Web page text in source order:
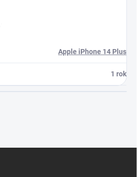
Apple iPhone 14 Plus
1 rok